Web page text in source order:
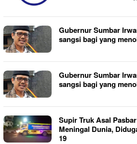
Gubernur Sumbar
sangsi bagi yang
Gubernur Sumbar
sangsi bagi yang
Supir Truk Asal
Meningal Dunia,
19